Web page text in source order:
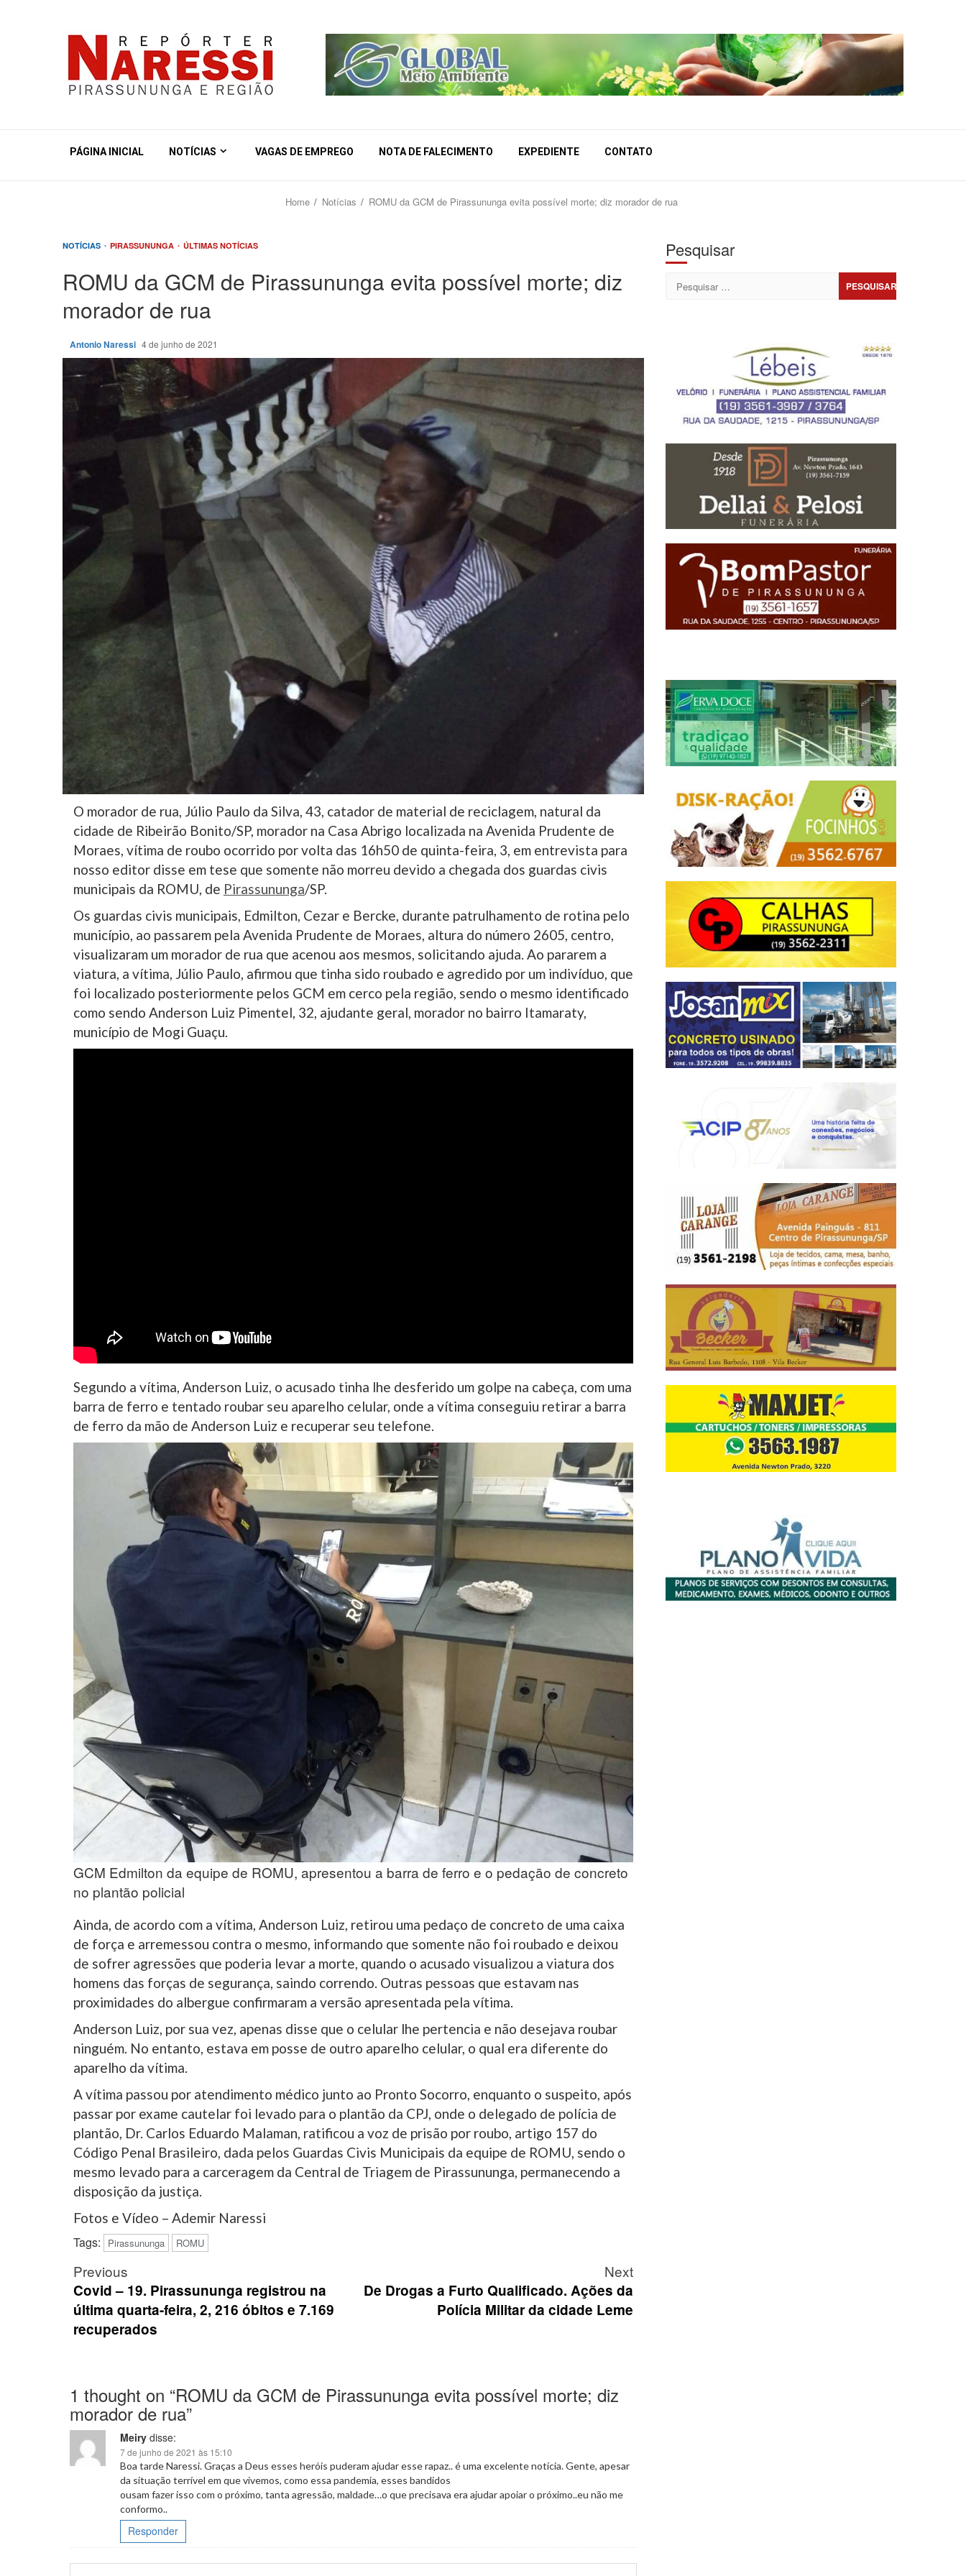
PÁGINA INICIAL NOTÍCIAS VAGAS DE EMPREGO NOTA DE FALECIMENTO EXPEDIENTE CONTATO
Home Notícias ROMU da GCM de Pirassununga evita possível morte; diz morador de rua
NOTÍCIAS PIRASSUNUNGA ÚLTIMAS NOTÍCIAS
ROMU da GCM de Pirassununga evita possível morte; diz
morador de rua
Antonio Naressi 4 de junho de 2021
O morador de rua, Júlio Paulo da Silva, 43, catador de material de reciclagem, natural da
cidade de Ribeirão Bonito/SP, morador na Casa Abrigo localizada na Avenida Prudente de
Moraes, vítima de roubo ocorrido por volta das 16h50 de quinta-feira, 3, em entrevista para
nosso editor disse em tese que somente não morreu devido a chegada dos guardas civis
municipais da ROMU, de Pirassununga/SP.
Os guardas civis municipais, Edmilton, Cezar e Bercke, durante patrulhamento de rotina pelo
município, ao passarem pela Avenida Prudente de Moraes, altura do número 2605, centro,
visualizaram um morador de rua que acenou aos mesmos, solicitando ajuda. Ao pararem a
viatura, a vítima, Júlio Paulo, afirmou que tinha sido roubado e agredido por um indivíduo, que
foi localizado posteriormente pelos GCM em cerco pela região, sendo o mesmo identificado
como sendo Anderson Luiz Pimentel, 32, ajudante geral, morador no bairro Itamaraty,
município de Mogi Guaçu.
Segundo a vítima, Anderson Luiz, o acusado tinha lhe desferido um golpe na cabeça, com uma
barra de ferro e tentado roubar seu aparelho celular, onde a vítima conseguiu retirar a barra
de ferro da mão de Anderson Luiz e recuperar seu telefone.
GCM Edmilton da equipe de ROMU, apresentou a barra de ferro e o pedação de concreto
no plantão policial
Ainda, de acordo com a vítima, Anderson Luiz, retirou uma pedaço de concreto de uma caixa
de força e arremessou contra o mesmo, informando que somente não foi roubado e deixou
de sofrer agressões que poderia levar a morte, quando o acusado visualizou a viatura dos
homens das forças de segurança, saindo correndo. Outras pessoas que estavam nas
proximidades do albergue confirmaram a versão apresentada pela vítima.
Anderson Luiz, por sua vez, apenas disse que o celular lhe pertencia e não desejava roubar
ninguém. No entanto, estava em posse de outro aparelho celular, o qual era diferente do
aparelho da vítima.
A vítima passou por atendimento médico junto ao Pronto Socorro, enquanto o suspeito, após
passar por exame cautelar foi levado para o plantão da CPJ, onde o delegado de polícia de
plantão, Dr. Carlos Eduardo Malaman, ratificou a voz de prisão por roubo, artigo 157 do
Código Penal Brasileiro, dada pelos Guardas Civis Municipais da equipe de ROMU, sendo o
mesmo levado para a carceragem da Central de Triagem de Pirassununga, permanecendo a
disposição da justiça.
Fotos e Vídeo – Ademir Naressi
Tags:
Pirassununga ROMU
Post
navigation
Previous
Covid – 19. Pirassununga registrou na
última quarta-feira, 2, 216 óbitos e 7.169
recuperados
Next
De Drogas a Furto Qualificado. Ações da
Polícia Militar da cidade Leme
1 thought on “ROMU da GCM de Pirassununga evita possível morte; diz
morador de rua”
Meiry disse:
7 de junho de 2021 às 15:10
Boa tarde Naressi. Graças a Deus esses heróis puderam ajudar esse rapaz.. é uma excelente notícia. Gente, apesar
da situação terrível em que vivemos, como essa pandemia, esses bandidos
ousam fazer isso com o próximo, tanta agressão, maldade…o que precisava era ajudar apoiar o próximo..eu não me
conformo..
Responder
Pesquisar
Pesquisar